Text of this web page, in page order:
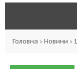
Головна › Новини ›